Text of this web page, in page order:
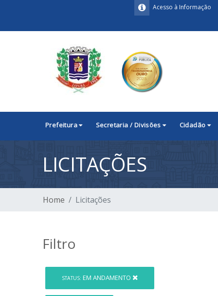
Acesso à Informação
Prefeitura Secretaria / Divisões Cidadão
LICITAÇÕES
Home Licitações
Filtro
STATUS: EM ANDAMENTO